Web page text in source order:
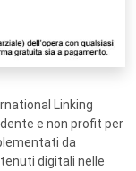
Linking
e non profit per
da
digitali nelle